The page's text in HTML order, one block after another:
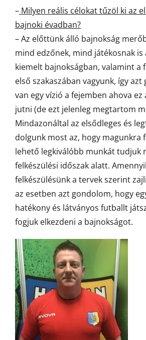
– Milyen reális célokat tűzöl ki az
bajnoki évadban?
– Az előttünk álló bajnokság
mind edzőnek, mind játékosnak is
kiemelt bajnokságban, valamint a
első szakaszában vagyunk, így
van egy vízió a fejemben ahova ez
jutni (de ezt jelenleg megtartom
Mindazonáltal az elsődleges és
dolgunk most az, hogy magunkra
lehető legkiválóbb munkát tudjuk
felkészülési időszak alatt.
felkészülésünk a tervek szerint
az esetben azt gondolom, hogy
hatékony és látványos futballt
fogjuk elkezdeni a bajnokságot.